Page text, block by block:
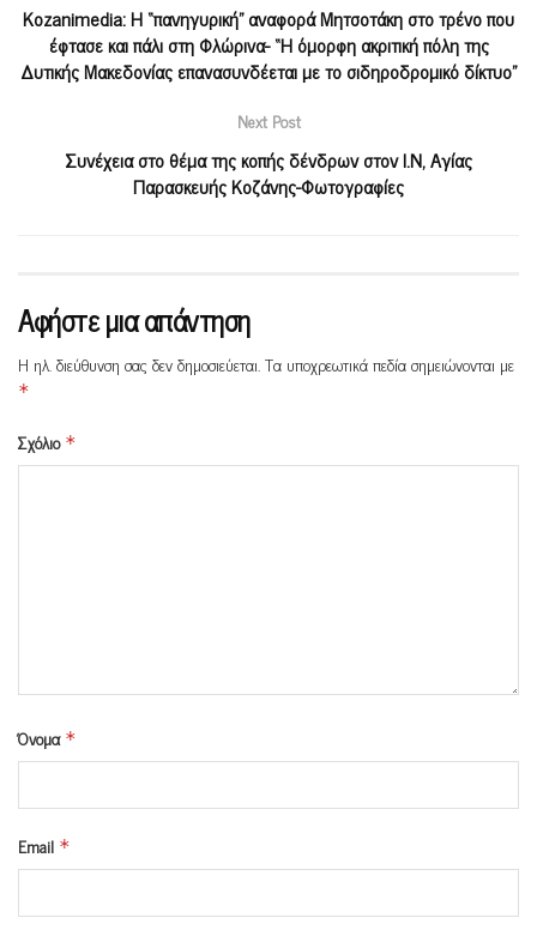
Kozanimedia: H “πανηγυρική” αναφορά Μητσοτάκη στο τρένο που
έφτασε και πάλι στη Φλώρινα- “Η όμορφη ακριτική πόλη της
Δυτικής Μακεδονίας επανασυνδέεται με το σιδηροδρομικό δίκτυο”
Next Post
Συνέχεια στο θέμα της κοπής δένδρων στον Ι.Ν, Αγίας
Παρασκευής Κοζάνης-Φωτογραφίες
Αφήστε μια απάντηση
Η ηλ. διεύθυνση σας δεν δημοσιεύεται.Τα υποχρεωτικά πεδία σημειώνονται με
*
Σχόλιο *
Όνομα *
Email *